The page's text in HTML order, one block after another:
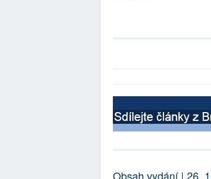
Obsah vydání | 26.